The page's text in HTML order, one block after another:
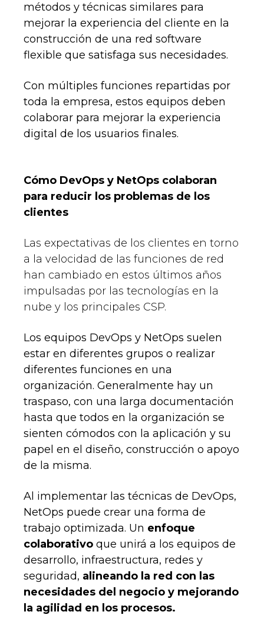
métodos y técnicas similares para
mejorar la experiencia del cliente en la
construcción de una red software
flexible que satisfaga sus necesidades.
Con múltiples funciones repartidas por
toda la empresa, estos equipos deben
colaborar para mejorar la experiencia
digital de los usuarios finales.
Cómo DevOps y NetOps colaboran
para reducir los problemas de los
clientes
Las expectativas de los clientes en torno
a la velocidad de las funciones de red
han cambiado en estos últimos años
impulsadas por las tecnologías en la
nube y los principales CSP.
Los equipos DevOps y NetOps suelen
estar en diferentes grupos o realizar
diferentes funciones en una
organización. Generalmente hay un
traspaso, con una larga documentación
hasta que todos en la organización se
sienten cómodos con la aplicación y su
papel en el diseño, construcción o apoyo
de la misma.
Al implementar las técnicas de DevOps,
NetOps puede crear una forma de
trabajo optimizada. Un enfoque
colaborativo que unirá a los equipos de
desarrollo, infraestructura, redes y
seguridad, alineando la red con las
necesidades del negocio y mejorando
la agilidad en los procesos.